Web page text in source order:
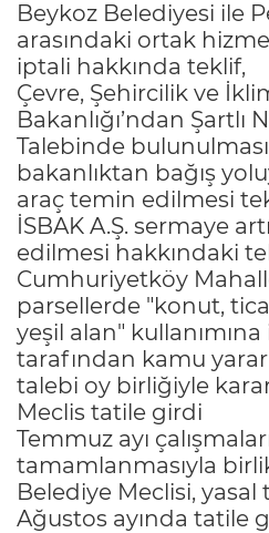
Beykoz Belediyesi ile
arasındaki ortak
iptali hakkında teklif,
Çevre, Şehircilik ve
Bakanlığı’ndan Şartlı
Talebinde
bakanlıktan bağış
araç temin edilmesi
İSBAK A.Ş. sermaye
edilmesi hakkındaki
Cumhuriyetköy
parsellerde "konut,
yeşil alan"
tarafından kamu
talebi oy birliğiyle
Meclis tatile girdi
Temmuz ayı
tamamlanmasıyla
Belediye Meclisi,
Ağustos ayında tatile